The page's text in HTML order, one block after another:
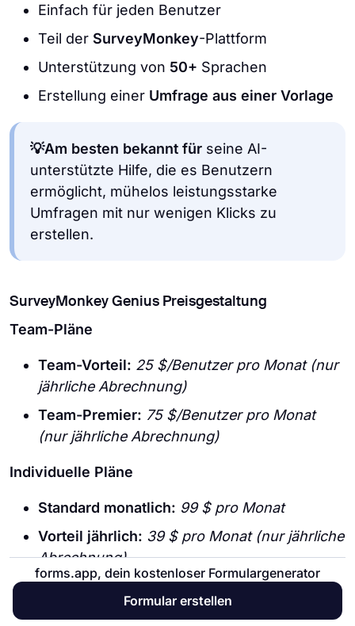
Einfach für jeden Benutzer
Teil der SurveyMonkey-Plattform
Unterstützung von 50+ Sprachen
Erstellung einer Umfrage aus einer Vorlage
💡Am besten bekannt für seine AI-
unterstützte Hilfe, die es Benutzern
ermöglicht, mühelos leistungsstarke
Umfragen mit nur wenigen Klicks zu
erstellen.
SurveyMonkey Genius Preisgestaltung
Team-Pläne
Team-Vorteil: 25 $/Benutzer pro Monat (nur
jährliche Abrechnung)
Team-Premier: 75 $/Benutzer pro Monat
(nur jährliche Abrechnung)
Individuelle Pläne
Standard monatlich: 99 $ pro Monat
Vorteil jährlich: 39 $ pro Monat (nur jährliche
Abrechnung)
Premier jährlich: 119 $ pro Monat (nur
jährliche Abrechnung)
forms.app, dein kostenloser Formulargenerator
Formular erstellen